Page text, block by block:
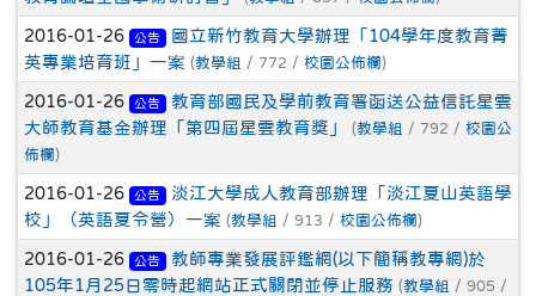
2016-01-26 公告
國立新竹教育大學辦理「104學年度教育菁
英專業培育班」一案 (教學組 / 772 / 校園公佈欄 )
2016-01-26 公告
教育部國民及學前教育署函送公益信託星雲
大師教育基金辦理「第四屆星雲教育獎」
(教學組 / 792 / 校園公
佈欄 )
2016-01-26 公告
淡江大學成人教育部辦理「淡江夏山英語學
校」（英語夏令營）一案 (教學組 / 913 / 校園公佈欄 )
2016-01-26 公告
教師專業發展評鑑網(以下簡稱教專網)於
105年1月25日零時起網站正式關閉並停止服務 (教學組 / 905 /